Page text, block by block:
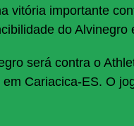
vitória importante
do Alvinegro
será contra o
Cariacica-ES. O